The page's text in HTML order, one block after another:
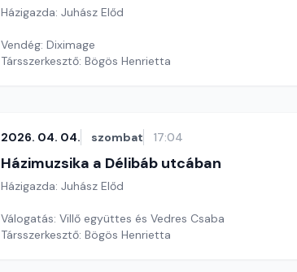
Házigazda: Juhász Előd
Vendég: Diximage
Társszerkesztő: Bögös Henrietta
2026. 04. 04. szombat 17:04
Házimuzsika a Délibáb utcában
Házigazda: Juhász Előd
Válogatás: Villő együttes és Vedres Csaba
Társszerkesztő: Bögös Henrietta